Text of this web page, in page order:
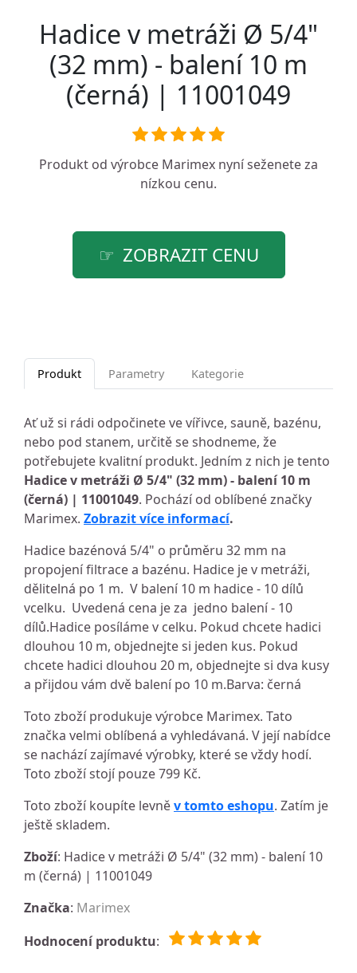
Hadice v metráži Ø 5/4"
(32 mm) - balení 10 m
(černá) | 11001049
Produkt od výrobce Marimex nyní seženete za
nízkou cenu.
ZOBRAZIT CENU
Produkt Parametry Kategorie
Ať už si rádi odpočinete ve vířivce, sauně, bazénu,
nebo pod stanem, určitě se shodneme, že
potřebujete kvalitní produkt. Jedním z nich je tento
Hadice v metráži Ø 5/4" (32 mm) - balení 10 m
(černá) | 11001049. Pochází od oblíbené značky
Marimex. Zobrazit více informací.
Hadice bazénová 5/4" o průměru 32 mm na
propojení filtrace a bazénu. Hadice je v metráži,
dělitelná po 1 m. V balení 10 m hadice - 10 dílů
vcelku. Uvedená cena je za jedno balení - 10
dílů.Hadice posíláme v celku. Pokud chcete hadici
dlouhou 10 m, objednejte si jeden kus. Pokud
chcete hadici dlouhou 20 m, objednejte si dva kusy
a přijdou vám dvě balení po 10 m.Barva: černá
Toto zboží produkuje výrobce Marimex. Tato
značka velmi oblíbená a vyhledávaná. V její nabídce
se nachází zajímavé výrobky, které se vždy hodí.
Toto zboží stojí pouze 799 Kč.
Toto zboží koupíte levněv tomto eshopu. Zatím je
ještě skladem.
Zboží: Hadice v metráži Ø 5/4" (32 mm) - balení 10
m (černá) | 11001049
Značka: Marimex
Hodnocení produktu: